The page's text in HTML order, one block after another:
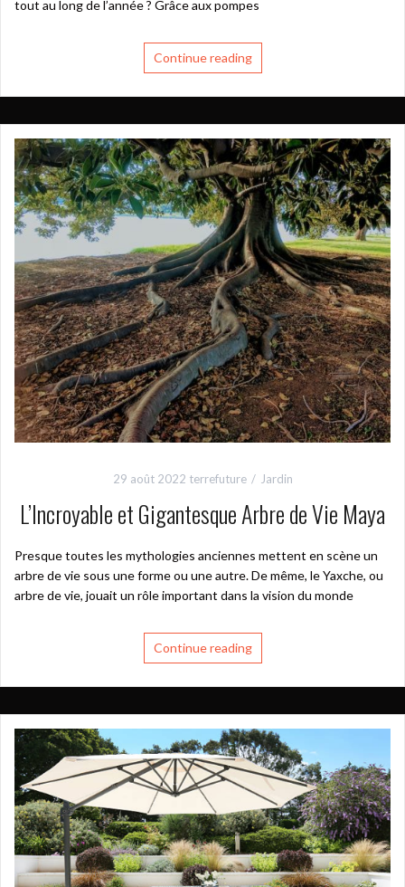
tout au long de l’année ? Grâce aux pompes
Continue reading
29 août 2022 terrefuture Jardin
L’Incroyable et Gigantesque Arbre de Vie Maya
Presque toutes les mythologies anciennes mettent en scène un
arbre de vie sous une forme ou une autre. De même, le Yaxche, ou
arbre de vie, jouait un rôle important dans la vision du monde
Continue reading